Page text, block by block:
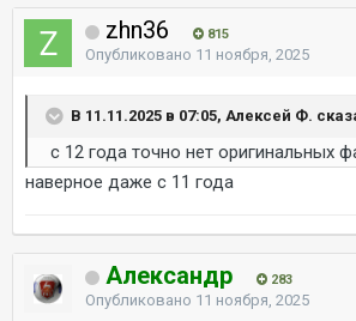
zhn36 815
Опубликовано 11 ноября, 2025
В 11.11.2025 в 07:05, Алексей Ф.
с 12 года точно нет оригинальных
наверное даже с 11 года
Александр 283
Опубликовано 11 ноября, 2025